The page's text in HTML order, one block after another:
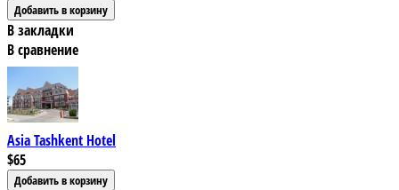
В закладки
В сравнение
Asia Tashkent Hotel
$65